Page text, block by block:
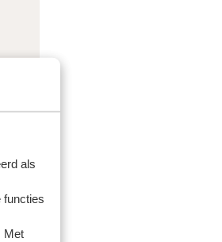
als
functies
Met